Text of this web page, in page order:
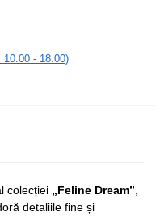
10:00 - 18:00)
colecției „Feline Dream”
detaliile fine și